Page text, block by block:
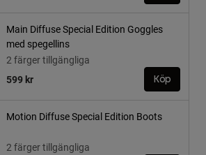
Main Diffuse Special Edition Goggles
med spegellins
2 färger tillgängliga
599 kr
Köp
Motion Diffuse Special Edition Boots
2 färger tillgängliga